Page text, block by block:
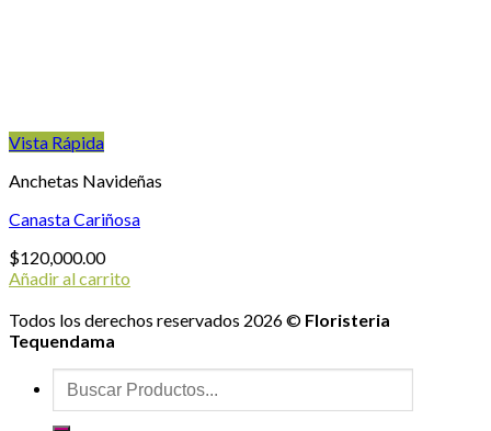
Vista Rápida
Anchetas Navideñas
Canasta Cariñosa
$120,000.00
Añadir al carrito
Todos los derechos reservados 2026 © Floristeria
Tequendama
Buscar
por: